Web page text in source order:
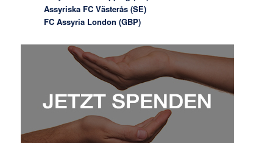
Assyriska FC Västerås (SE)
FC Assyria London (GBP)